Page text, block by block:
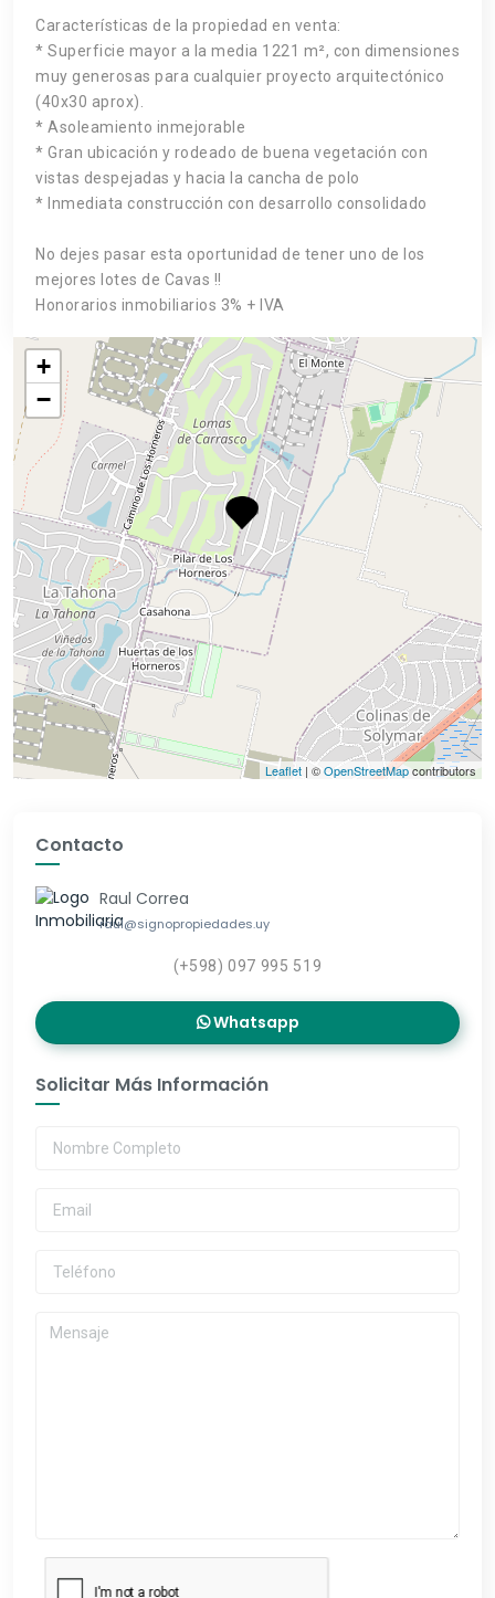
Características de la propiedad en venta:
* Superficie mayor a la media 1221 m², con dimensiones
muy generosas para cualquier proyecto arquitectónico
(40x30 aprox).
* Asoleamiento inmejorable
* Gran ubicación y rodeado de buena vegetación con
vistas despejadas y hacia la cancha de polo
* Inmediata construcción con desarrollo consolidado
No dejes pasar esta oportunidad de tener uno de los
mejores lotes de Cavas !!
Honorarios inmobiliarios 3% + IVA
+
−
Leaflet | ©OpenStreetMapcontributors
Contacto
Raul Correa
raul@signopropiedades.uy
(+598) 097 995 519
Whatsapp
Solicitar Más Información